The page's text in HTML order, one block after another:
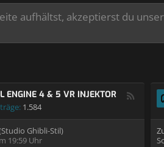
aufhältst, akzeptierst du
ENGINE 4 & 5 VR INJEKTOR
1.584
Ghibli-Stil)
19:59 Uhr